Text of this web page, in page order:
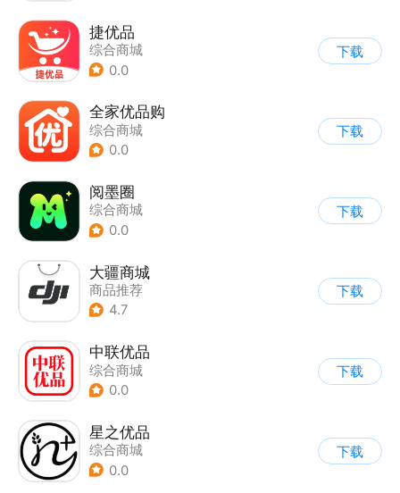
捷优品
综合商城
0.0
下载
全家优品购
综合商城
0.0
下载
阅墨圈
综合商城
0.0
下载
大疆商城
商品推荐
4.7
下载
中联优品
综合商城
0.0
下载
星之优品
综合商城
0.0
下载